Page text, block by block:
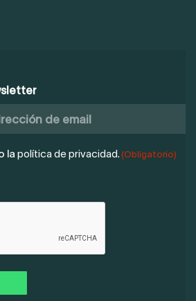
la política de privacidad. (Obligatorio)